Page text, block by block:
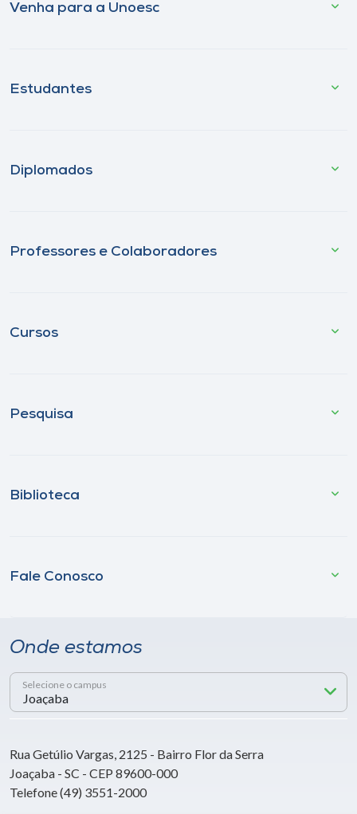
Venha para a Unoesc
Estudantes
Diplomados
Professores e Colaboradores
Cursos
Pesquisa
Biblioteca
Fale Conosco
Onde estamos
Selecione o campus
Rua Getúlio Vargas, 2125 - Bairro Flor da Serra
Joaçaba - SC - CEP 89600-000
Telefone (49) 3551-2000